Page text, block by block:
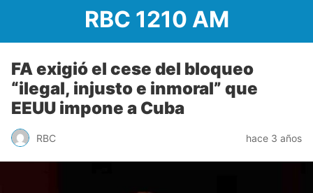
RBC 1210 AM
FA exigió el cese del bloqueo
“ilegal, injusto e inmoral” que
EEUU impone a Cuba
RBC hace 3 años